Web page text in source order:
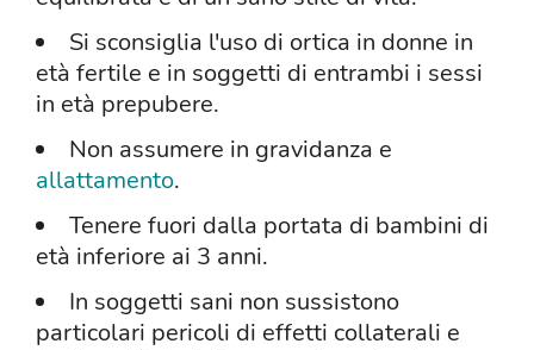
Si sconsiglia l'uso di ortica in donne in
età fertile e in soggetti di entrambi i sessi
in età prepubere.
Non assumere in gravidanza e
allattamento.
Tenere fuori dalla portata di bambini di
età inferiore ai 3 anni.
In soggetti sani non sussistono
particolari pericoli di effetti collaterali e